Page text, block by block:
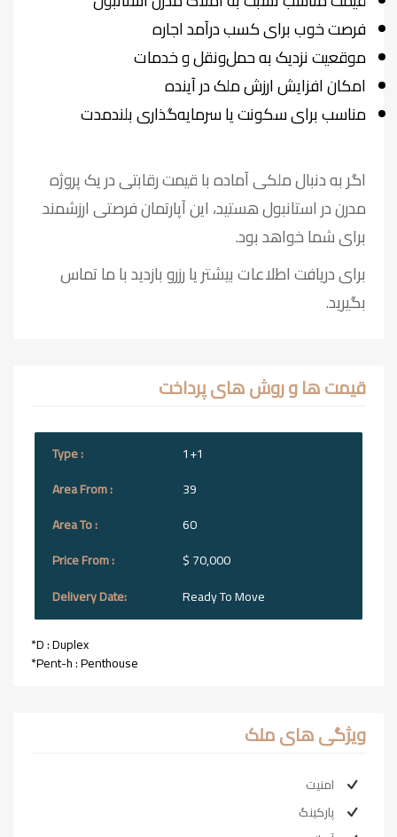
فرصت خوب برای کسب درآمد اجاره
موقعیت نزدیک به حمل‌ونقل و خدمات
امکان افزایش ارزش ملک در آینده
مناسب برای سکونت یا سرمایه‌گذاری بلندمدت
اگر به دنبال ملکی آماده با قیمت رقابتی در یک پروژه
مدرن در استانبول هستید، این آپارتمان فرصتی ارزشمند
برای شما خواهد بود.
برای دریافت اطلاعات بیشتر یا رزرو بازدید با ما تماس
بگیرید.
قیمت ها و روش های پرداخت
1+1
39
60
$ 70,000
Ready To Move
*D : Duplex
*Pent-h : Penthouse
ویژگی های ملک
امنیت
پارکینگ